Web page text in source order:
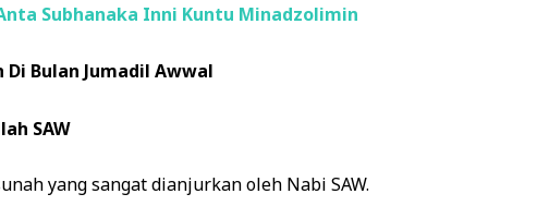
Subhanaka Inni Kuntu Minadzolimin
Bulan Jumadil Awwal
SAW
yang sangat dianjurkan oleh Nabi SAW.